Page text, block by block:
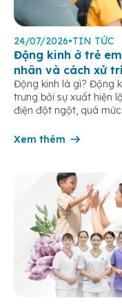
24/07/2026•TIN TỨC
Động kinh ở trẻ
nhân và cách xử trí
Động kinh là gì? Động
trưng bởi sự xuất hiện
điện đột ngột, quá
Xem thêm